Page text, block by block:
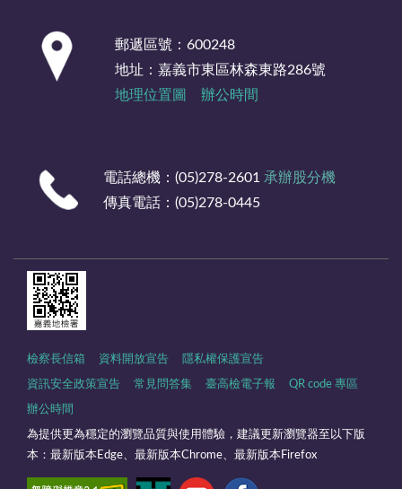
郵遞區號：600248
地址：嘉義市東區林森東路286號
地理位置圖
辦公時間
電話總機：(05)278-2601 承辦股分機
傳真電話：(05)278-0445
檢察長信箱 資料開放宣告 隱私權保護宣告
資訊安全政策宣告 常見問答集 臺高檢電子報 QR code 專區
辦公時間
為提供更為穩定的瀏覽品質與使用體驗，建議更新瀏覽器至以下版
本：最新版本Edge、最新版本Chrome、最新版本Firefox